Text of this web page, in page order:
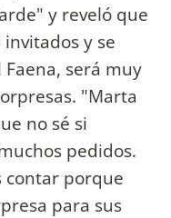
y reveló que
y se
será muy
"Marta
no sé si
pedidos.
contar porque
para sus